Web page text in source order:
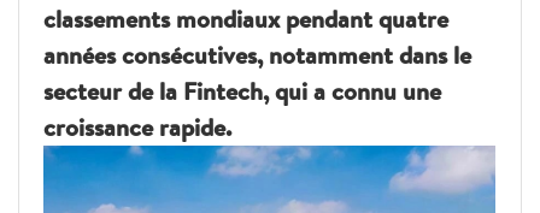
classements mondiaux pendant quatre
années consécutives, notamment dans le
secteur de la Fintech, qui a connu une
croissance rapide.